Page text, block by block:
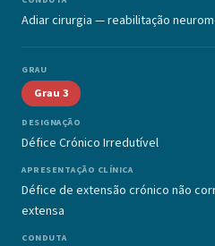
Adiar cirurgia — reabilitação
Grau 3
Défice Crónico Irredutível
Défice de extensão crónico não
extensa